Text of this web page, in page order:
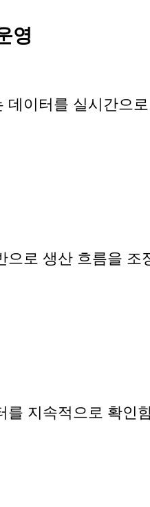
영
데이터를 실시간으
으로 생산 흐름을
를 지속적으로 확인